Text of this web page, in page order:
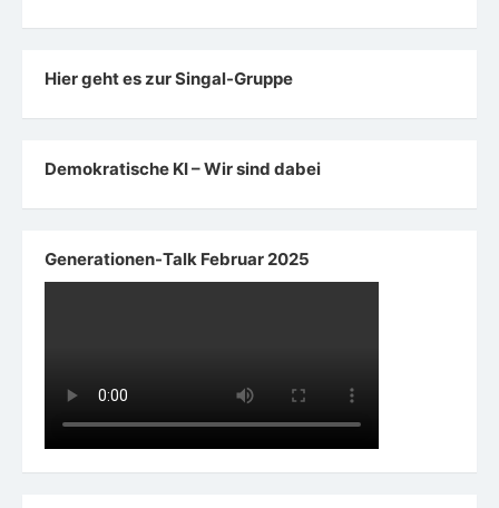
Hier geht es zur Singal-Gruppe
Demokratische KI – Wir sind dabei
Generationen-Talk Februar 2025